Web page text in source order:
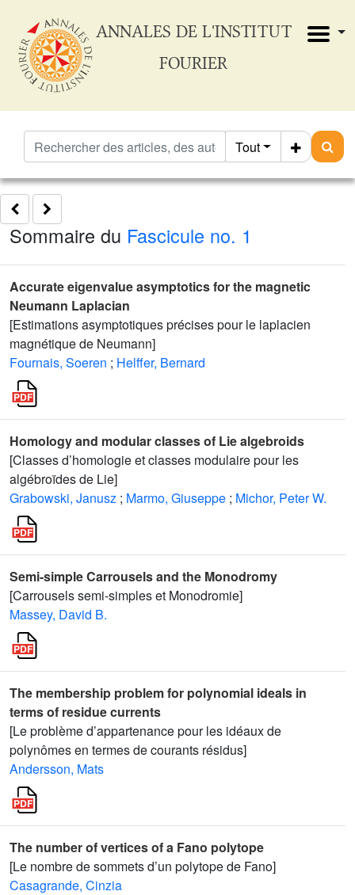
ANNALES DE L'INSTITUT
FOURIER
Tout
Sommaire du Fascicule no. 1
Accurate eigenvalue asymptotics for the magnetic
Neumann Laplacian
[Estimations asymptotiques précises pour le laplacien
magnétique de Neumann]
Fournais, Soeren ; Helffer, Bernard
Homology and modular classes of Lie algebroids
[Classes d’homologie et classes modulaire pour les
algébroïdes de Lie]
Grabowski, Janusz ; Marmo, Giuseppe ; Michor, Peter W.
Semi-simple Carrousels and the Monodromy
[Carrousels semi-simples et Monodromie]
Massey, David B.
The membership problem for polynomial ideals in
terms of residue currents
[Le problème d’appartenance pour les idéaux de
polynômes en termes de courants résidus]
Andersson, Mats
The number of vertices of a Fano polytope
[Le nombre de sommets d’un polytope de Fano]
Casagrande, Cinzia